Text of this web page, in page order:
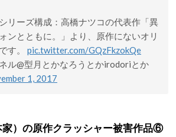
リーズ構成：高橋ナツコの代表作「異
ンとともに。」より、原作にないオリ
す。 pic.twitter.com/GQzFkzokQe
ル@型月とかなろうとかirodoriとか
1, 2017
） の原作クラッシャー被害作品⑥